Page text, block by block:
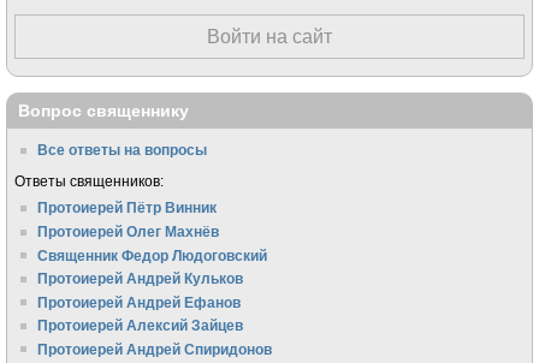
Войти на сайт
Вопрос священнику
Все ответы на вопросы
Ответы священников:
Протоиерей Пётр Винник
Протоиерей Олег Махнёв
Священник Федор Людоговский
Протоиерей Андрей Кульков
Протоиерей Андрей Ефанов
Протоиерей Алексий Зайцев
Протоиерей Андрей Спиридонов